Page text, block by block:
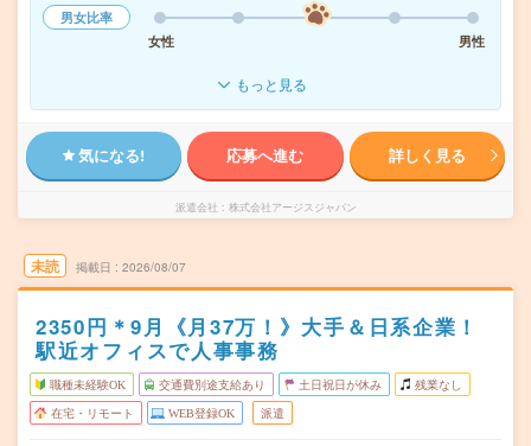
男女比率
女性
男性
もっと見る
気になる! 応募へ進む 詳しく見る
派遣会社 株式会社アージスジャパン
未読 掲載日 2026/08/07
2350円＊9月《月37万！》大手＆日系企業！
駅近オフィスで人事事務
職種未経験OK 交通費別途支給あり 土日祝日が休み 残業なし
在宅・リモート WEB登録OK 派遣